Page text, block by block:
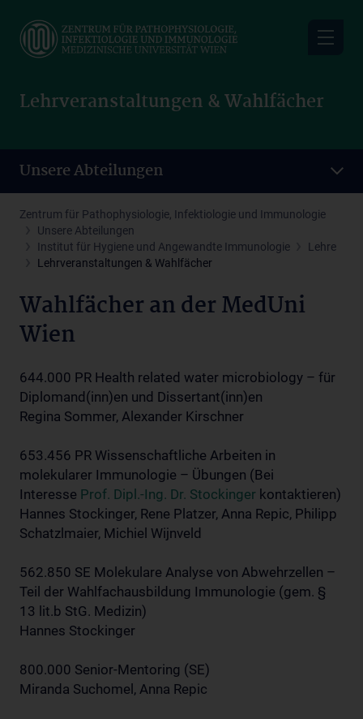
main
Lehrveranstaltungen & Wahlfächer
Unsere Abteilungen
Zentrum für Pathophysiologie, Infektiologie und Immunologie
Unsere Abteilungen
Institut für Hygiene und Angewandte Immunologie
Lehre
Lehrveranstaltungen & Wahlfächer
Wahlfächer an der MedUni
Wien
644.000 PR Health related water microbiology – für
Diplomand(inn)en und Dissertant(inn)en
Regina Sommer, Alexander Kirschner
653.456 PR Wissenschaftliche Arbeiten in
molekularer Immunologie – Übungen (Bei
Interesse Prof. Dipl.-Ing. Dr. Stockinger kontaktieren)
Hannes Stockinger, Rene Platzer, Anna Repic, Philipp
Schatzlmaier, Michiel Wijnveld
562.850 SE Molekulare Analyse von Abwehrzellen –
Teil der Wahlfachausbildung Immunologie (gem. §
13 lit.b StG. Medizin)
Hannes Stockinger
800.000 Senior-Mentoring (SE)
Miranda Suchomel, Anna Repic